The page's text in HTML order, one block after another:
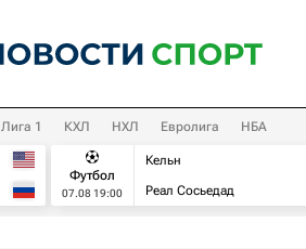
Лига 1 КХЛ НХЛ Евролига НБА
Футбол
07.08 19:00
Кельн
Реал Сосьедад